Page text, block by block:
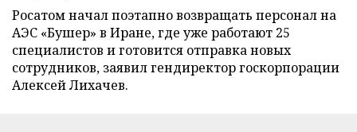
Росатом начал поэтапно возвращать персонал на
АЭС «Бушер» в Иране, где уже работают 25
специалистов и готовится отправка новых
сотрудников, заявил гендиректор госкорпорации
Алексей Лихачев.